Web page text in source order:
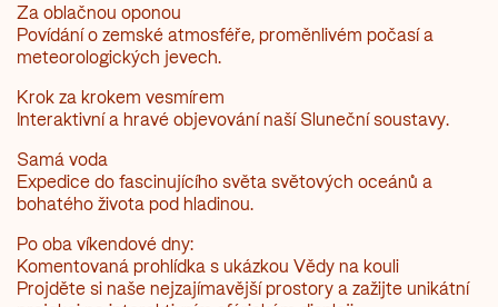
Za oblačnou oponou
Povídání o zemské atmosféře, proměnlivém počasí a
meteorologických jevech.
Krok za krokem vesmírem
Interaktivní a hravé objevování naší Sluneční soustavy.
Samá voda
Expedice do fascinujícího světa světových oceánů a
bohatého života pod hladinou.
Po oba víkendové dny:
Komentovaná prohlídka s ukázkou Vědy na kouli
Projděte si naše nejzajímavější prostory a zažijte unikátní